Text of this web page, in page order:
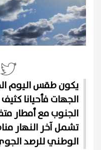
يكون طقس اليوم
الجهات فأحيانا
الجنوب مع أمطار
تشمل آخر النهار
الوطني للرصد